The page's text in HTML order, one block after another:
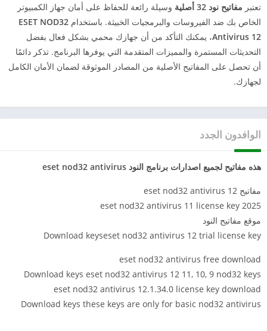
تعتبر مفاتيح نود 32 أصلية
وسيلة رائعة للحفاظ على أمان جهاز الكمبيوتر
الخاص بك ضد الفيروسات والبرمجيات الخبيثة. باستخدام ESET NOD32
Antivirus 12، يمكنك التأكد من أن جهازك محمي بشكل فعال بفضل
التحديثات المستمرة والمميزات المتقدمة التي يوفرها البرنامج. تذكر دائمًا
أن تحصل على المفاتيح الأصلية من المصادر الموثوقة لضمان الأمان الكامل
لجهازك.
الوافدون الجدد
هذه مفاتيح لجميع اصدارات برنامج النود eset nod32 antivirus
مفاتيح eset nod32 antivirus 12
eset nod32 antivirus 11 license key 2025
موقع مفاتيح النود
Download keyseset nod32 antivirus 12 trial license key
eset nod32 antivirus free download
Download keys eset nod32 antivirus 12 11, 10, 9 nod32 keys
eset nod32 antivirus 12.1.34.0 license key download
Download keys these keys are only for basic nod32 antivirus